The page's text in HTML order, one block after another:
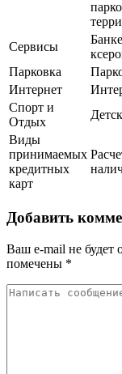
Сервисы
Парковка
Интернет
Спорт и
Отдых
Виды
принимаемых
кредитных
карт
Добавить
Ваш e-mail не будет
помечены *